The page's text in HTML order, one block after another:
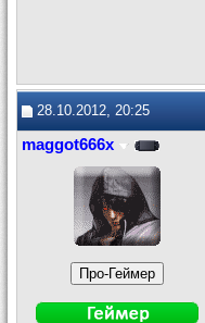
28.10.2012, 20:25
maggot666x